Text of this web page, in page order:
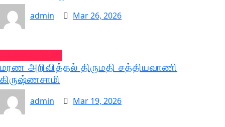
admin
Mar 26, 2026
மரண அறிவித்தல் திருமதி சத்தியவாணி
கிருஷ்ணசாமி
admin
Mar 19, 2026